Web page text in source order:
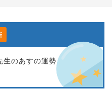
生のあすの運勢